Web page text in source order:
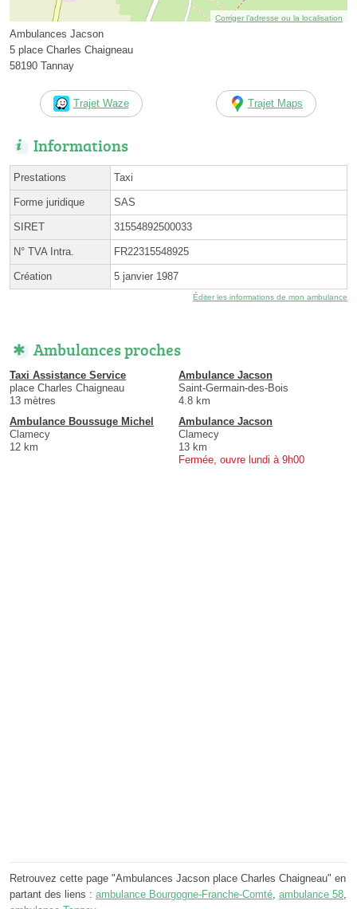
Corriger l’adresse ou la localisation
Ambulances Jacson
5 place Charles Chaigneau
58190 Tannay
Trajet Waze Trajet Maps
Informations
Prestations Taxi
Forme juridique SAS
SIRET 31554892500033
N° TVA Intra. FR22315548925
Création 5 janvier 1987
Éditer les informations de mon ambulance
Ambulances proches
Taxi Assistance Service
place Charles Chaigneau
13 mètres
Ambulance Jacson
Saint-Germain-des-Bois
4.8 km
Ambulance Boussuge Michel
Clamecy
12 km
Ambulance Jacson
Clamecy
13 km
Fermée, ouvre lundi à 9h00
Retrouvez cette page "Ambulances Jacson place Charles Chaigneau" en
partant des liens : ambulance Bourgogne-Franche-Comté ambulance 58